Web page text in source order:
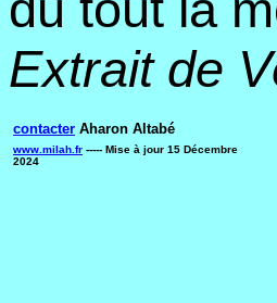
Extrait de
contacter Aharon Altabé
www.milah.fr ----- Mise à jour 15 Décembre
2024